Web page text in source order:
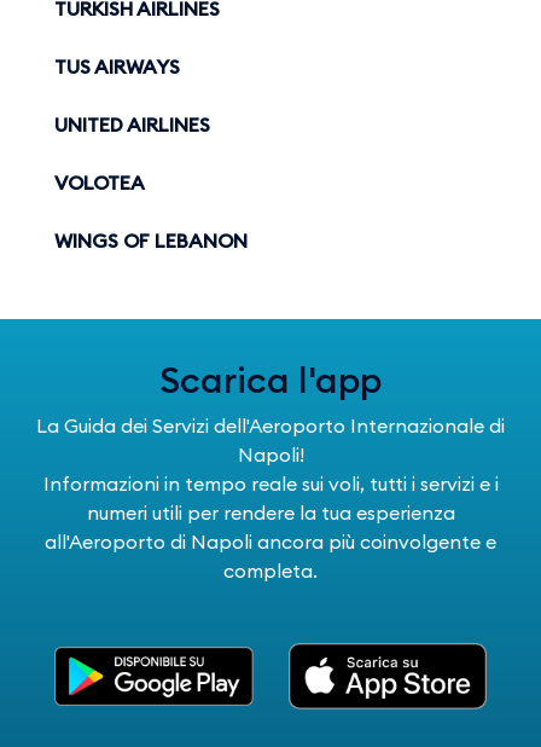
TURKISH AIRLINES
TUS AIRWAYS
UNITED AIRLINES
VOLOTEA
WINGS OF LEBANON
Scarica l'app
La Guida dei Servizi dell'Aeroporto Internazionale di
Napoli!
Informazioni in tempo reale sui voli, tutti i servizi e i
numeri utili per rendere la tua esperienza
all'Aeroporto di Napoli ancora più coinvolgente e
completa.